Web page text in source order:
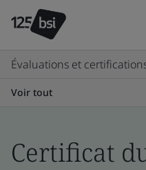
Évaluations et
Voir tout
Certificat